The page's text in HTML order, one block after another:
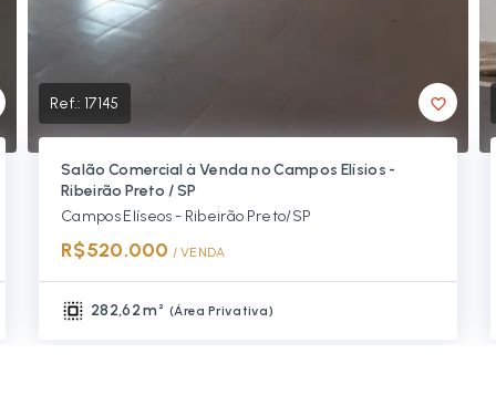
Ref.: 17145
Salão Comercial à Venda no Campos Elísios -
Ribeirão Preto / SP
Campos Elíseos - Ribeirão Preto/SP
R$520.000 / VENDA
282,62 m² (Área Privativa)